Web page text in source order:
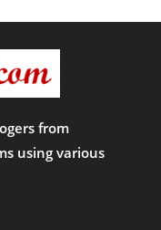
from
using various